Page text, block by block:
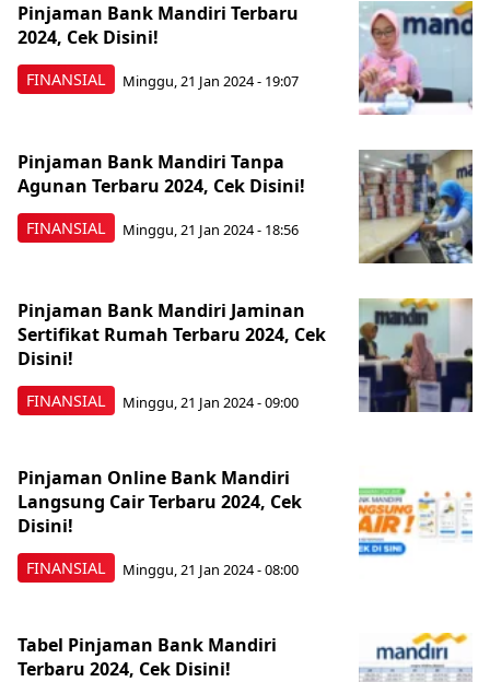
FINANSIAL
Pinjaman Bank Mandiri Terbaru
2024, Cek Disini!
Minggu, 21 Jan 2024 - 19:07
FINANSIAL
Pinjaman Bank Mandiri Tanpa
Agunan Terbaru 2024, Cek Disini!
Minggu, 21 Jan 2024 - 18:56
FINANSIAL
Pinjaman Bank Mandiri Jaminan
Sertifikat Rumah Terbaru 2024, Cek
Disini!
Minggu, 21 Jan 2024 - 09:00
FINANSIAL
Pinjaman Online Bank Mandiri
Langsung Cair Terbaru 2024, Cek
Disini!
Minggu, 21 Jan 2024 - 08:00
Tabel Pinjaman Bank Mandiri
Terbaru 2024, Cek Disini!